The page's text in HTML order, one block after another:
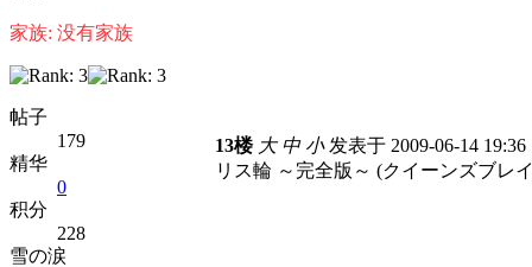
家族: 没有家族
帖子
179
精华
0
积分
228
雪の涙
13楼 大 中 小发表于 2009-06-14 19:36
リス輪 ～完全版～ (クイーンズブレ